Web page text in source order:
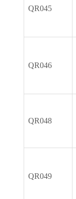
QR045
QR046
QR048
QR049